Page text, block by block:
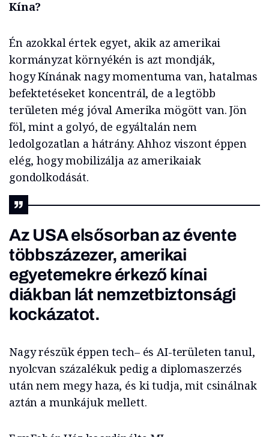
Kína?
Én azokkal értek egyet, akik az amerikai
kormányzat környékén is azt mondják,
hogyKínának nagy momentuma van, hatalmas
befektetéseket koncentrál, de a legtöbb
területen még jóval Amerika mögött van. Jön
föl, mint a golyó, de egyáltalán nem
ledolgozatlan a hátrány. Ahhoz viszont éppen
elég, hogy mobilizálja az amerikaiak
gondolkodását.
Az USA elsősorban az évente
többszázezer, amerikai
egyetemekre érkező kínai
diákban lát nemzetbiztonsági
kockázatot.
Nagy részük éppentech–és AI-területen tanul,
nyolcvan százalékuk pedig a diplomaszerzés
után nem megy haza, és ki tudja, mit csinálnak
aztán a munkájuk mellett.